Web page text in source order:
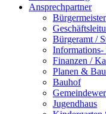
Ansprechpartner
Bürgermeister
Bürgeramt /
Finanzen /
Planen &
Bauhof
Jugendhaus